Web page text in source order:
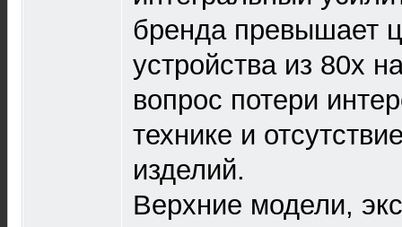
бренда превышает
устройства из 80х
вопрос потери
технике и
изделий.
Верхние модели,